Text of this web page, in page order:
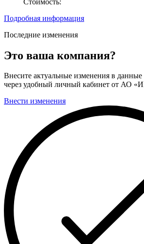
Подробная информация
Последние изменения
Это ваша компания?
Внесите актуальные изменения в
через удобный личный кабинет от АО
Внести изменения